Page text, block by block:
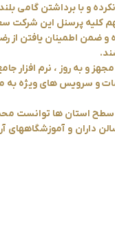
و با برداشتن گامی
کلیه پرسنل این شرکت
و ضمن اطمینان یافتن از
مجهز و به روز ، نرم
و سرویس های ویژه
در سطح استان ها توانست
داران و آموزشگاههای